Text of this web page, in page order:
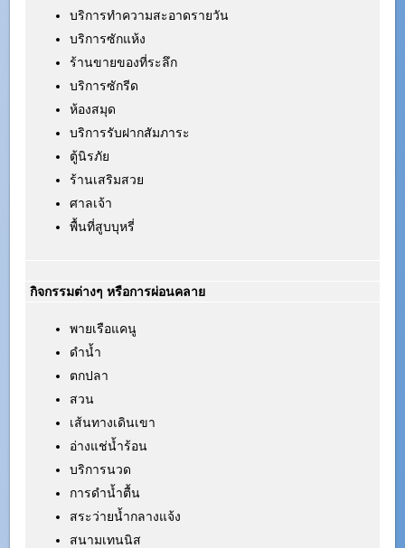
บริการทำความสะอาดรายวัน
บริการซักแห้ง
ร้านขายของที่ระลึก
บริการซักรีด
ห้องสมุด
บริการรับฝากสัมภาระ
ตู้นิรภัย
ร้านเสริมสวย
ศาลเจ้า
พื้นที่สูบบุหรี่
กิจกรรมต่างๆ หรือการผ่อนคลาย
พายเรือแคนู
ดำน้ำ
ตกปลา
สวน
เส้นทางเดินเขา
อ่างแช่น้ำร้อน
บริการนวด
การดำน้ำตื้น
สระว่ายน้ำกลางแจ้ง
สนามเทนนิส